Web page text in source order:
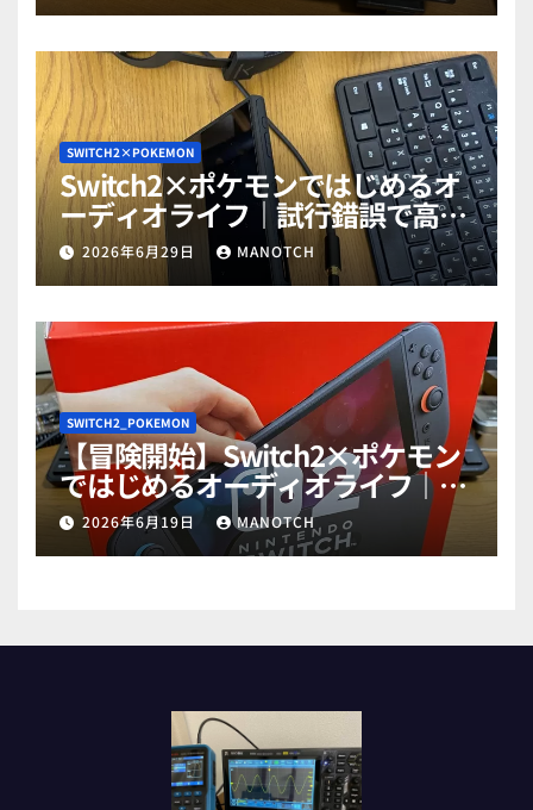
SWITCH2×POKEMON
Switch2×ポケモンではじめるオ
ーディオライフ｜試行錯誤で高音
質ゲットだぜ！part2
2026年6月29日 MANOTCH
SWITCH2_POKEMON
【冒険開始】Switch2×ポケモン
ではじめるオーディオライフ｜試
行錯誤で高音質ゲットだぜ！
part1
2026年6月19日 MANOTCH